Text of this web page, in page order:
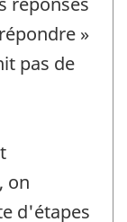
»
pas de
on
d'étapes